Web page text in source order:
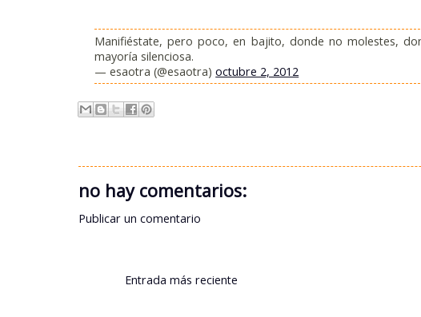
Manifiéstate, pero poco, en bajito, donde no molestes,
mayoría silenciosa.
— esaotra (@esaotra)octubre 2, 2012
no hay comentarios:
Publicar un comentario
Entrada más reciente